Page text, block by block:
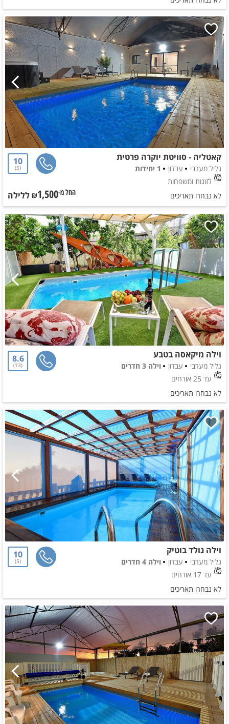
קאטליה - סוויטת יוקרה פרטית
גליל מערבי עבדון
1 יחידות
לזוגות ומשפחות
10
5
לא נבחרו תאריכים החל מ-₪1,500 ללילה
וילה מיקאסה בטבע
גליל מערבי עבדון
וילה 3 חדרים
עד 25 אורחים
8.6
13
לא נבחרו תאריכים
וילה גולד בוטיק
גליל מערבי עבדון
וילה 4 חדרים
עד 17 אורחים
10
5
לא נבחרו תאריכים